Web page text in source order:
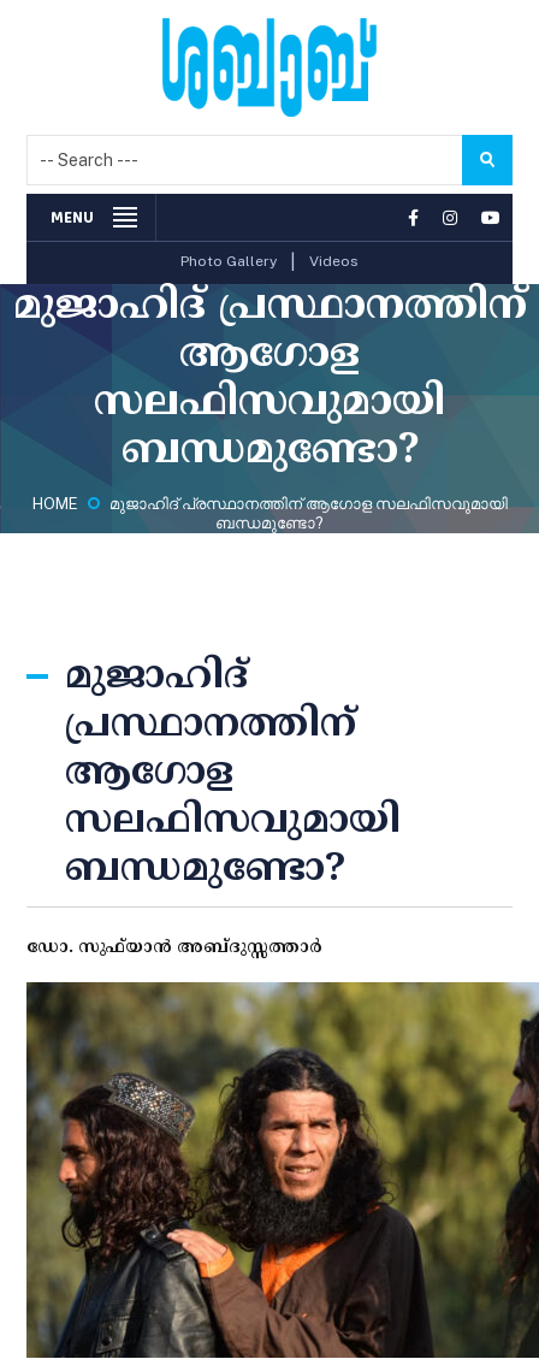
MENU
Photo Gallery Videos
മുജാഹിദ് പ്രസ്ഥാനത്തിന്
ആഗോള
സലഫിസവുമായി
ബന്ധമുണ്ടോ?
HOME
മുജാഹിദ് പ്രസ്ഥാനത്തിന് ആഗോള സലഫിസവുമായി
ബന്ധമുണ്ടോ?
മുജാഹിദ്
പ്രസ്ഥാനത്തിന്
ആഗോള
സലഫിസവുമായി
ബന്ധമുണ്ടോ?
ഡോ. സുഫ്‌യാന്‍ അബ്ദുസ്സത്താര്‍